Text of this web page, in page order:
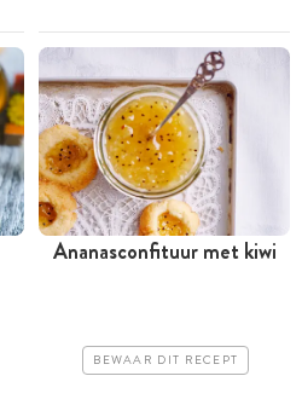
Ananasconfituur met kiwi
BEWAAR DIT RECEPT